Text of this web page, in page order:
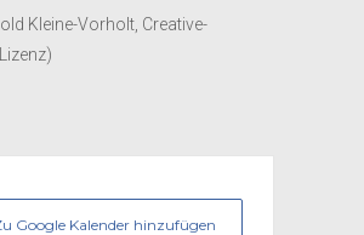
Kleine-Vorholt, Creative-
Google Kalender hinzufügen